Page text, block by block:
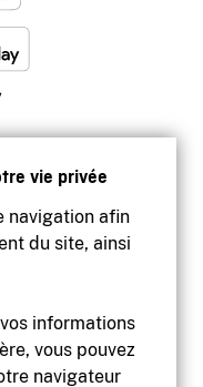
vie privée
navigation afin
du site, ainsi
informations
vous pouvez
navigateur